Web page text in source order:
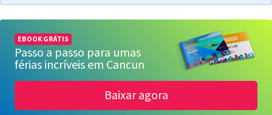
EBOOK GRÁTIS
Passo a passo para umas
férias incríveis em Cancun
Baixar agora